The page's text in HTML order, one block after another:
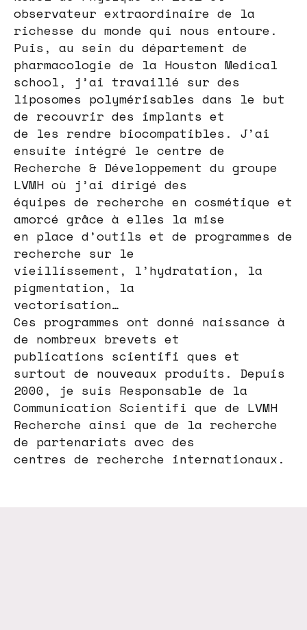
observateur extraordinaire de la
richesse du monde qui nous entoure.
Puis, au sein du département de
pharmacologie de la Houston Medical
school, j’ai travaillé sur des
liposomes polymérisables dans le but
de recouvrir des implants et
de les rendre biocompatibles. J’ai
ensuite intégré le centre de
Recherche & Développement du groupe
LVMH où j’ai dirigé des
équipes de recherche en cosmétique et
amorcé grâce à elles la mise
en place d’outils et de programmes de
recherche sur le
vieillissement, l’hydratation, la
pigmentation, la
vectorisation…
Ces programmes ont donné naissance à
de nombreux brevets et
publications scientifi ques et
surtout de nouveaux produits. Depuis
2000, je suis Responsable de la
Communication Scientifi que de LVMH
Recherche ainsi que de la recherche
de partenariats avec des
centres de recherche internationaux.